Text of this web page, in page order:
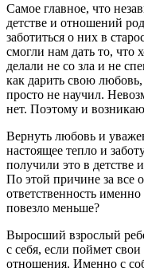
Самое главное, что
детстве и отношений
заботиться о них в
смогли нам дать то, что
делали не со зла и не
как дарить свою
просто не научил.
нет. Поэтому и
Вернуть любовь и
настоящее тепло и
получили это в детстве
По этой причине за все
ответственность
повезло меньше?
Выросший взрослый
с себя, если поймет
отношения. Именно с